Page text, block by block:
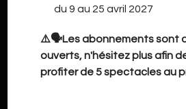
du 9 au 25 avril 2027
⚠️🗣️Les abonnements sont
ouverts, n'hésitez plus afin
profiter de 5 spectacles au